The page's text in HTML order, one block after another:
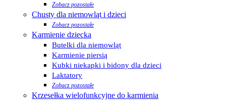
Zobacz pozostałe
Chusty dla niemowląt i dzieci
Zobacz pozostałe
Karmienie dziecka
Butelki dla niemowląt
Karmienie piersią
Kubki niekapki i bidony dla dzieci
Laktatory
Zobacz pozostałe
Krzesełka wielofunkcyjne do karmienia